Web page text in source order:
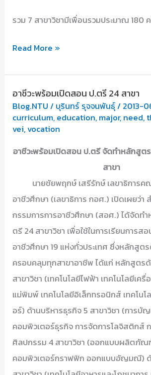
รวม 7 สาขาวิชามีเพื่อนรวมประมาณ 180
7
สาขา
วิชา
ใน
คณะ
Read More »
อาชีวะพร้อมเปิดสอน ป.ตรี 24 สาขา
Blog.NTU / บุรินทร์ รุจจนพันธุ์/ 2013-
curriculum, education, major, need,
vei,vocation
อาชีวะพร้อมเปิดสอน ป.ตรี จัดทำหลักสูต
สาขา
นายชัยพฤกษ์ เสรีรักษ์ เลขาธิการคณ
อาชีวศึกษา (เลขาธิการ กอศ.) เปิดเผยว่า
กรรมการการอาชีวศึกษา (สอศ.) ได้จัด
ตรี 24 สาขาวิชา เพื่อใช้ในการเรียนการส
อาชีวศึกษา 19 แห่งทั่วประเทศ ซึ่งหลักสูต
ครอบคลุมทุกสาขาอาชีพ ได้แก่ หลักสูตร
สาขาวิชา (เทคโนโลยีไฟฟ้า เทคโนโลยีเครื่
แม่พิมพ์ เทคโนโลยีอิเล็กทรอนิกส์ เทคโนโ
อร์) ด้านบริหารธุรกิจ 5 สาขาวิชา (การบั
คอมพิวเตอร์ธุรกิจ การจัดการโลจิสติกส์
ศิลปกรรม 4 สาขาวิชา (ออกแบบผลิตภัณ
คอมพิวเตอร์กราฟฟิก ออกแบบอัญมณี)